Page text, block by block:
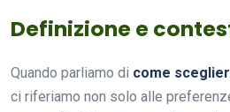
Definizione e
Quando parliamo di come
ci riferiamo non solo alle